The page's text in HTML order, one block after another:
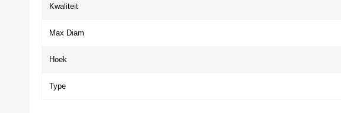
Kwaliteit
Max Diam
Hoek
Type